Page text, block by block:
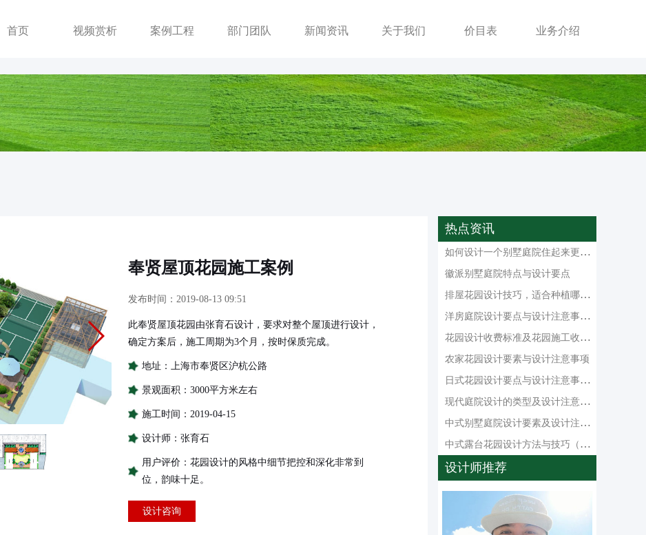
首页 视频赏析 案例工程 部门团队 新闻资讯 关于我们 价目表 业务介绍
奉贤屋顶花园施工案例
发布时间：2019-08-13 09:51
此奉贤屋顶花园由张育石设计，要求对整个屋顶进行设计，
确定方案后，施工周期为3个月，按时保质完成。
地址：上海市奉贤区沪杭公路
景观面积：3000平方米左右
施工时间：2019-04-15
设计师：张育石
用户评价：花园设计的风格中细节把控和深化非常到
位，韵味十足。
设计咨询
热点资讯
如何设计一个别墅庭院住起来更舒心
徽派别墅庭院特点与设计要点
排屋花园设计技巧，适合种植哪些树木
洋房庭院设计要点与设计注意事项（效果图）
花园设计收费标准及花园施工收费项目
农家花园设计要素与设计注意事项
日式花园设计要点与设计注意事项（效果图）
现代庭院设计的类型及设计注意事项
中式别墅庭院设计要素及设计注意事项（效果图
中式露台花园设计方法与技巧（效果图）
设计师推荐